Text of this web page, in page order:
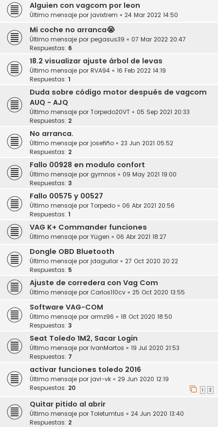
Alguien con vagcom por leon
Último mensaje por javixtrem « 24 Mar 2022 14:50
Mi coche no arranca😭
Último mensaje por pegasus39 « 07 Mar 2022 20:47
Respuestas: 6
18.2 visualizar ajuste árbol de levas
Último mensaje por RVA94 « 16 Feb 2022 14:19
Respuestas: 1
Duda sobre código motor después de vagcom
AUQ - AJQ
Último mensaje por Torpedo20VT « 05 Sep 2021 20:33
Respuestas: 2
No arranca.
Último mensaje por josefiño « 23 Jun 2021 05:52
Respuestas: 2
Fallo 00928 en modulo confort
Último mensaje por gymnos « 09 May 2021 19:00
Respuestas: 3
Fallo 00575 y 00527
Último mensaje por Torpedo « 06 Abr 2021 20:56
Respuestas: 1
VAG K+ Commander funciones
Último mensaje por Yügen « 06 Abr 2021 18:27
Dongle OBD Bluetooth
Último mensaje por jdaguilar « 27 Oct 2020 20:22
Respuestas: 5
Ajuste de corredera con Vag Com
Último mensaje por Carlos110cv « 25 Oct 2020 13:55
Software VAG-COM
Último mensaje por armz96 « 18 Oct 2020 18:50
Respuestas: 3
Seat Toledo 1M2, Sacar Login
Último mensaje por IvanMartos « 19 Jul 2020 21:53
Respuestas: 7
activar funciones toledo 2016
Último mensaje por javi-vk « 29 Jun 2020 12:19
Respuestas: 20 1 2
Quitar pitido al abrir
Último mensaje por Toletumtus « 24 Jun 2020 13:40
Respuestas: 2